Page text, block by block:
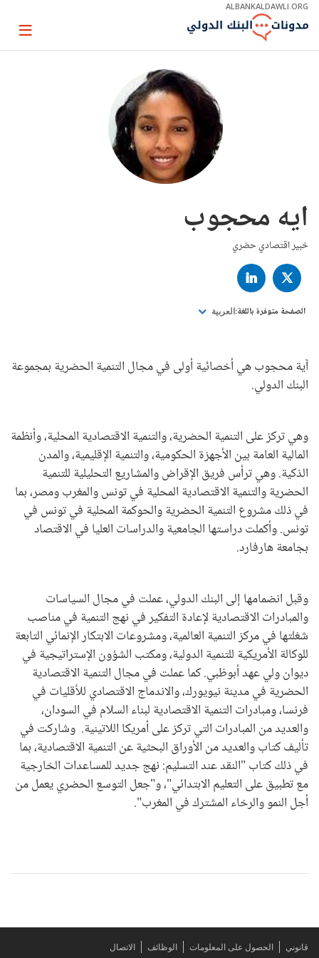
Skip
Main
ALBANKALDAWLI.ORG
Page
ايه محجوب
خبير اقتصادي حضري
TWITTER
LINKED
IN
الصفحة متوفرة باللغة: العربية
آية محجوب هي أخصائية أولى في مجال التنمية الحضرية بمجموعة
البنك الدولي.
وهي تركز على التنمية الحضرية، والتنمية الاقتصادية المحلية، وأنظمة
المالية العامة بين الأجهزة الحكومية، والتنمية الإقليمية، والمدن
الذكية. وهي ترأس فريق الإقراض والمشاريع التحليلية للتنمية
الحضرية والتنمية الاقتصادية المحلية في تونس والمغرب ومصر، بما
في ذلك مشروع التنمية الحضرية والحوكمة المحلية في تونس في
تونس. وأكملت دراستها الجامعية والدراسات العليا في الاقتصاد
بجامعة هارفارد.
وقبل انضمامها إلى البنك الدولي، عملت في مجال السياسات
والمبادرات الاقتصادية لإعادة التفكير في نهج التنمية في مناصب
شغلتها في مركز التنمية العالمية، ومشروعات الابتكار الإنمائي التابعة
للوكالة الأمريكية للتنمية الدولية، ومكتب الشؤون الإستراتيجية في
ديوان ولي عهد أبوظبي. كما عملت في مجال التنمية الاقتصادية
الحضرية في مدينة نيويورك، والاندماج الاقتصادي للأقليات في
فرنسا، ومبادرات التنمية الاقتصادية لبناء السلام في السودان،
والعديد من المبادرات التي تركز على أمريكا اللاتينية. وشاركت في
تأليف كتاب والعديد من الأوراق البحثية عن التنمية الاقتصادية، بما
في ذلك كتاب "النقد عند التسليم: نهج جديد للمساعدات الخارجية
مع تطبيق على التعليم الابتدائي"، و"جعل التوسع الحضري يعمل من
أجل النمو والرخاء المشترك في المغرب".
قانوني الحصول على المعلومات الوظائف الاتصال